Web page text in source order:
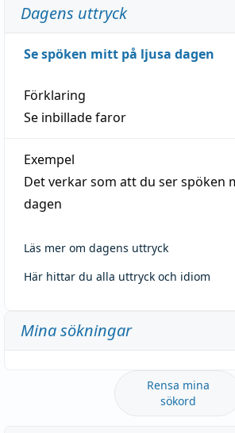
Dagens uttryck
Se spöken mitt på ljusa dagen
Förklaring
Se inbillade faror
Exempel
Det verkar som att du ser spöken
dagen
Läs mer om dagens uttryck
Här hittar du alla uttryck och idiom
Mina sökningar
Rensa mina
sökord